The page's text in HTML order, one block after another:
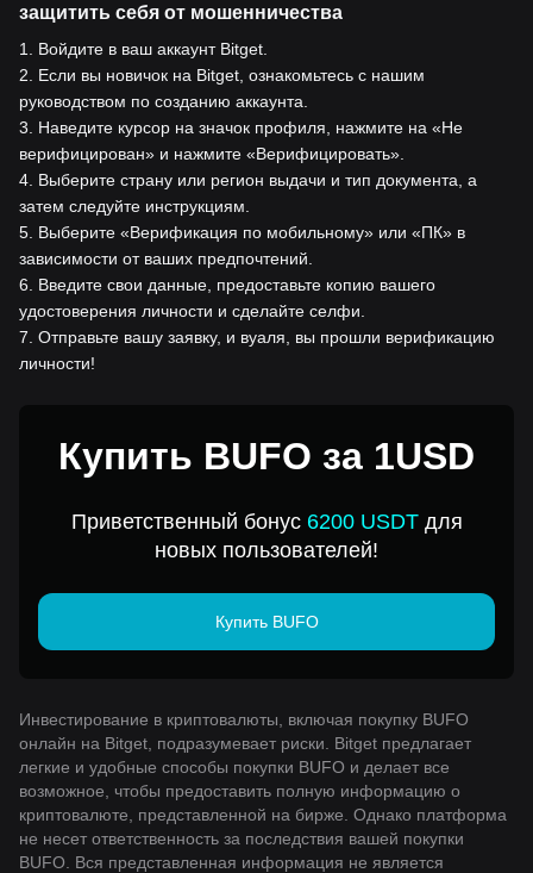
защитить себя от мошенничества
1
Войдите в ваш аккаунт Bitget.
2
Если вы новичок на Bitget, ознакомьтесь с нашим
руководством по созданию аккаунта.
3
Наведите курсор на значок профиля, нажмите на «Не
верифицирован» и нажмите «Верифицировать».
4 Выберите страну или регион выдачи и тип документа, а
затем следуйте инструкциям.
5 Выберите «Верификация по мобильному» или «ПК» в
зависимости от ваших предпочтений.
6
Введите свои данные, предоставьте копию вашего
удостоверения личности и сделайте селфи.
7 Отправьте вашу заявку, и вуаля, вы прошли верификацию
личности!
Купить BUFO за 1USD
Приветственный бонус 6200 USDTдля
новых пользователей!
Купить BUFO
Инвестирование в криптовалюты, включая покупку BUFO
онлайн на Bitget, подразумевает риски. Bitget предлагает
легкие и удобные способы покупки BUFO и делает все
возможное, чтобы предоставить полную информацию о
криптовалюте, представленной на бирже. Однако платформа
не несет ответственность за последствия вашей покупки
BUFO. Вся представленная информация не является